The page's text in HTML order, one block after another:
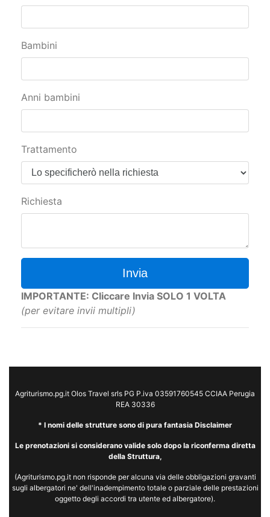
Bambini
Anni bambini
Trattamento
Richiesta
Invia
IMPORTANTE: Cliccare Invia SOLO 1 VOLTA
(per evitare invii multipli)
Agriturismo.pg.it Olos Travel srls PG P.iva 03591760545 CCIAA Perugia
REA 30336
* I nomi delle strutture sono di pura fantasia Disclaimer
Le prenotazioni si considerano valide solo dopo la riconferma diretta
della Struttura,
(Agriturismo.pg.it non risponde per alcuna via delle obbligazioni gravanti
sugli albergatori ne' dell'inadempimento totale o parziale delle prestazioni
oggetto degli accordi tra utente ed albergatore).